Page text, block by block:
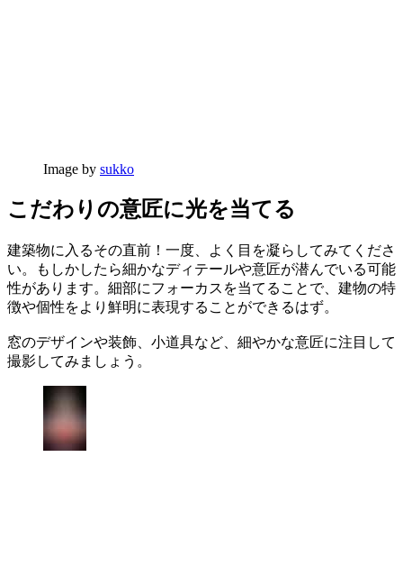
Image by sukko
こだわりの意匠に光を当てる
建築物に入るその直前！一度、よく目を凝らしてみてくださ
い。もしかしたら細かなディテールや意匠が潜んでいる可能
性があります。細部にフォーカスを当てることで、建物の特
徴や個性をより鮮明に表現することができるはず。
窓のデザインや装飾、小道具など、細やかな意匠に注目して
撮影してみましょう。